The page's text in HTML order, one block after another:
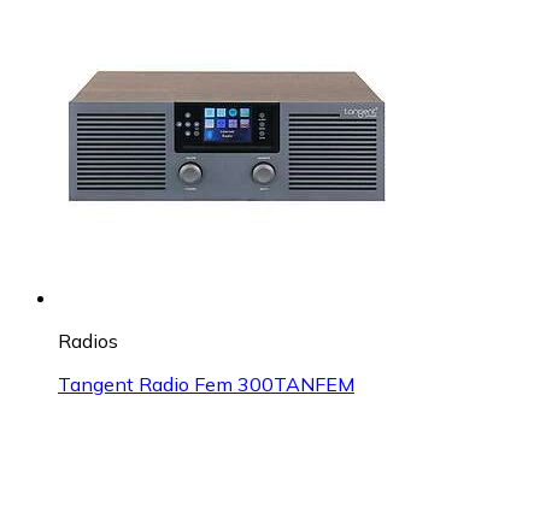
Radios
Tangent Radio Fem 300TANFEM